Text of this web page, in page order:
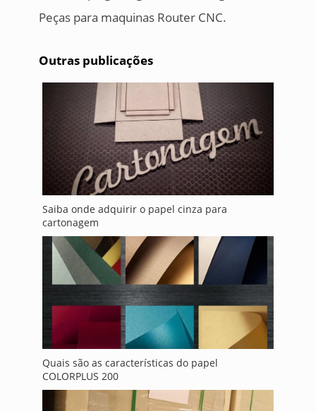
Peças para maquinas Router CNC.
Outras publicações
Saiba onde adquirir o papel cinza para
cartonagem
Quais são as características do papel
COLORPLUS 200